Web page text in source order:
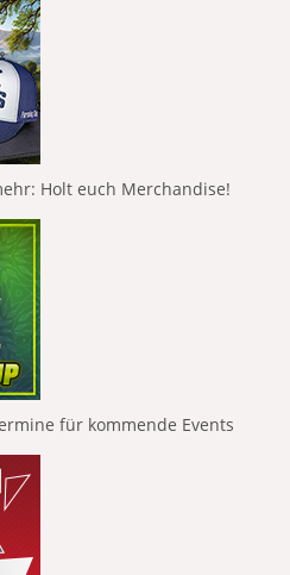
Holt euch Merchandise!
für kommende Events